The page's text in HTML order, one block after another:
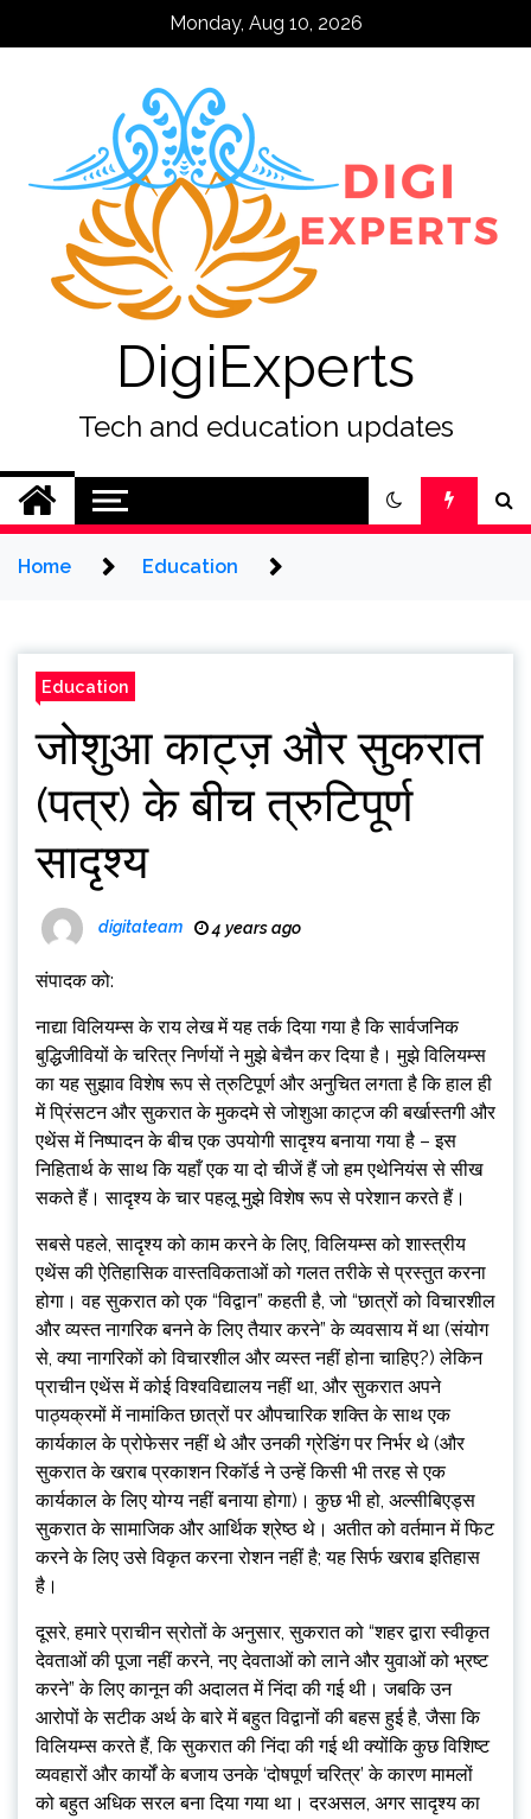
Monday, Aug 10, 2026
DigiExperts
Tech and education updates
Home Education
Education
जोशुआ काट्ज़ और सुकरात
(पत्र) के बीच त्रुटिपूर्ण
सादृश्य
digitateam 4 years ago
संपादक को:
नाद्या विलियम्स के राय लेख में यह तर्क दिया गया है कि सार्वजनिक
बुद्धिजीवियों के चरित्र निर्णयों ने मुझे बेचैन कर दिया है। मुझे विलियम्स
का यह सुझाव विशेष रूप से त्रुटिपूर्ण और अनुचित लगता है कि हाल ही
में प्रिंसटन और सुकरात के मुकदमे से जोशुआ काट्ज की बर्खास्तगी और
एथेंस में निष्पादन के बीच एक उपयोगी सादृश्य बनाया गया है – इस
निहितार्थ के साथ कि यहाँ एक या दो चीजें हैं जो हम एथेनियंस से सीख
सकते हैं। सादृश्य के चार पहलू मुझे विशेष रूप से परेशान करते हैं।
सबसे पहले, सादृश्य को काम करने के लिए, विलियम्स को शास्त्रीय
एथेंस की ऐतिहासिक वास्तविकताओं को गलत तरीके से प्रस्तुत करना
होगा। वह सुकरात को एक “विद्वान” कहती है, जो “छात्रों को विचारशील
और व्यस्त नागरिक बनने के लिए तैयार करने” के व्यवसाय में था (संयोग
से, क्या नागरिकों को विचारशील और व्यस्त नहीं होना चाहिए?) लेकिन
प्राचीन एथेंस में कोई विश्वविद्यालय नहीं था, और सुकरात अपने
पाठ्यक्रमों में नामांकित छात्रों पर औपचारिक शक्ति के साथ एक
कार्यकाल के प्रोफेसर नहीं थे और उनकी ग्रेडिंग पर निर्भर थे (और
सुकरात के खराब प्रकाशन रिकॉर्ड ने उन्हें किसी भी तरह से एक
कार्यकाल के लिए योग्य नहीं बनाया होगा)। कुछ भी हो, अल्सीबिएड्स
सुकरात के सामाजिक और आर्थिक श्रेष्ठ थे। अतीत को वर्तमान में फिट
करने के लिए उसे विकृत करना रोशन नहीं है; यह सिर्फ खराब इतिहास
है।
दूसरे, हमारे प्राचीन स्रोतों के अनुसार, सुकरात को “शहर द्वारा स्वीकृत
देवताओं की पूजा नहीं करने, नए देवताओं को लाने और युवाओं को भ्रष्ट
करने” के लिए कानून की अदालत में निंदा की गई थी। जबकि उन
आरोपों के सटीक अर्थ के बारे में बहुत विद्वानों की बहस हुई है, जैसा कि
विलियम्स करते हैं, कि सुकरात की निंदा की गई थी क्योंकि कुछ विशिष्ट
व्यवहारों और कार्यों के बजाय उनके ‘दोषपूर्ण चरित्र’ के कारण मामलों
को बहुत अधिक सरल बना दिया गया था। दरअसल, अगर सादृश्य का